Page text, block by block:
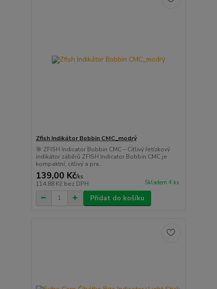
Zfish Indikátor Bobbin CMC_modrý
🎯 ZFISH Indicator Bobbin CMC – Citlivý řetízkový
indikátor záběrů ZFISH Indicator Bobbin CMC je
kompaktní, citlivý a pra...
139,00 Kč/ks
114,88 Kč bez DPH Skladem 4 ks
Přidat do košíku